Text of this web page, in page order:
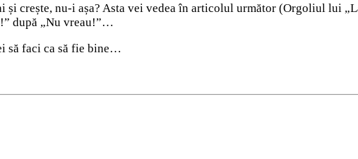
și crește, nu-i așa? Asta vei vedea în articolul următor (Orgoliul lui
după „Nu vreau!”…
să faci ca să fie bine…